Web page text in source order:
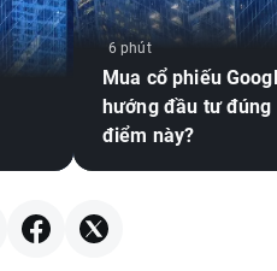
6 phút
Mua cổ phiếu
hướng đầu tư đúng
điểm này?